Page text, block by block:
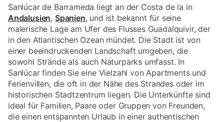
Sanlúcar de Barrameda liegt an der Costa de la in
Andalusien, Spanien, und ist bekannt für seine
malerische Lage am Ufer des Flusses Guadalquivir, der
in den Atlantischen Ozean mündet. Die Stadt ist von
einer beeindruckenden Landschaft umgeben, die
sowohl Strände als auch Naturparks umfasst. In
Sanlúcar finden Sie eine Vielzahl von Apartments und
Ferienvillen, die oft in der Nähe des Strandes oder im
historischen Stadtzentrum liegen. Die Unterkünfte sind
ideal für Familien, Paare oder Gruppen von Freunden,
die einen entspannten Urlaub in einer authentischen